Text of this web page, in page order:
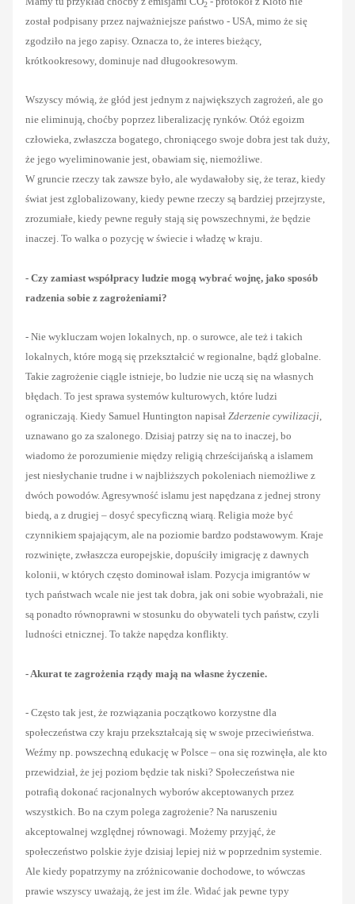
2
został podpisany przez najważniejsze państwo - USA, mimo że się
zgodziło na jego zapisy. Oznacza to, że interes bieżący,
krótkookresowy, dominuje nad długookresowym.
Wszyscy mówią, że głód jest jednym z największych zagrożeń, ale go
nie eliminują, choćby poprzez liberalizację rynków. Otóż egoizm
człowieka, zwłaszcza bogatego, chroniącego swoje dobra jest tak duży,
że jego wyeliminowanie jest, obawiam się, niemożliwe.
W gruncie rzeczy tak zawsze było, ale wydawałoby się, że teraz, kiedy
świat jest zglobalizowany, kiedy pewne rzeczy są bardziej przejrzyste,
zrozumiałe, kiedy pewne reguły stają się powszechnymi, że będzie
inaczej. To walka o pozycję w świecie i władzę w kraju.
- Czy zamiast współpracy ludzie mogą wybrać wojnę, jako sposób
radzenia sobie z zagrożeniami?
- Nie wykluczam wojen lokalnych, np. o surowce, ale też i takich
lokalnych, które mogą się przekształcić w regionalne, bądź globalne.
Takie zagrożenie ciągle istnieje, bo ludzie nie uczą się na własnych
błędach. To jest sprawa systemów kulturowych, które ludzi
ograniczają. Kiedy Samuel Huntington napisał Zderzenie cywilizacji,
uznawano go za szalonego. Dzisiaj patrzy się na to inaczej, bo
wiadomo że porozumienie między religią chrześcijańską a islamem
jest niesłychanie trudne i w najbliższych pokoleniach niemożliwe z
dwóch powodów. Agresywność islamu jest napędzana z jednej strony
biedą, a z drugiej – dosyć specyficzną wiarą. Religia może być
czynnikiem spajającym, ale na poziomie bardzo podstawowym. Kraje
rozwinięte, zwłaszcza europejskie, dopuściły imigrację z dawnych
kolonii, w których często dominował islam. Pozycja imigrantów w
tych państwach wcale nie jest tak dobra, jak oni sobie wyobrażali, nie
są ponadto równoprawni w stosunku do obywateli tych państw, czyli
ludności etnicznej. To także napędza konflikty.
- Akurat te zagrożenia rządy mają na własne życzenie.
- Często tak jest, że rozwiązania początkowo korzystne dla
społeczeństwa czy kraju przekształcają się w swoje przeciwieństwa.
Weźmy np. powszechną edukację w Polsce – ona się rozwinęła, ale kto
przewidział, że jej poziom będzie tak niski? Społeczeństwa nie
potrafią dokonać racjonalnych wyborów akceptowanych przez
wszystkich. Bo na czym polega zagrożenie? Na naruszeniu
akceptowalnej względnej równowagi. Możemy przyjąć, że
społeczeństwo polskie żyje dzisiaj lepiej niż w poprzednim systemie.
Ale kiedy popatrzymy na zróżnicowanie dochodowe, to wówczas
prawie wszyscy uważają, że jest im źle. Widać jak pewne typy